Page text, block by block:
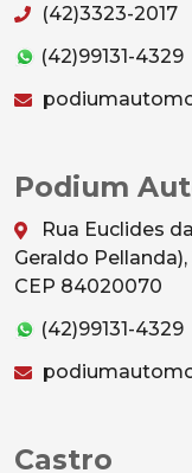
(42)3323-2017
(42)99131-4329
Podium
Rua Euclides
Geraldo
CEP 84020070
(42)99131-4329
Castro